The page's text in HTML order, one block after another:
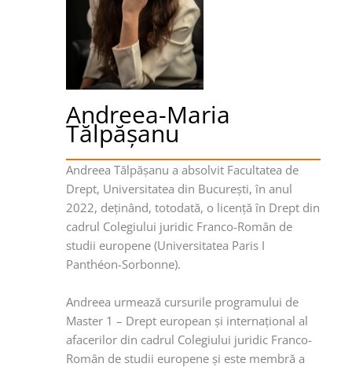
Andreea-Maria
Tălpăşanu
Andreea Tălpăşanu a absolvit Facultatea de
Drept, Universitatea din Bucureşti, în anul
2022, deţinând, totodată, o licenţă în Drept din
cadrul Colegiului juridic Franco-Român de
studii europene (Universitatea Paris I
Panthéon-Sorbonne).
Andreea urmează cursurile programului de
Master 1 – Drept european şi internaţional al
afacerilor din cadrul Colegiului juridic Franco-
Român de studii europene şi este membră a